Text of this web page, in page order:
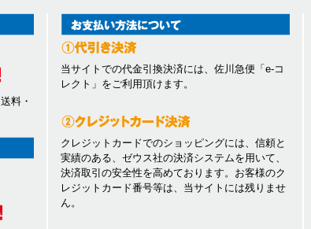
料・
当サイトでの代金引換決済には、佐川急便「e-コ
レクト」をご利用頂けます。
クレジットカードでのショッピングには、信頼と
実績のある、ゼウス社の決済システムを用いて、
決済取引の安全性を高めております。お客様のク
レジットカード番号等は、当サイトには残りませ
ん。